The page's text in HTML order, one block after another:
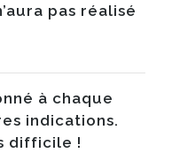
pas réalisé
à chaque
indications.
difficile !